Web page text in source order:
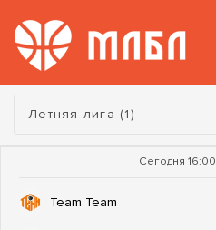
Турнир:
Летняя лига (1)
Сегодня 16:00
Team Team